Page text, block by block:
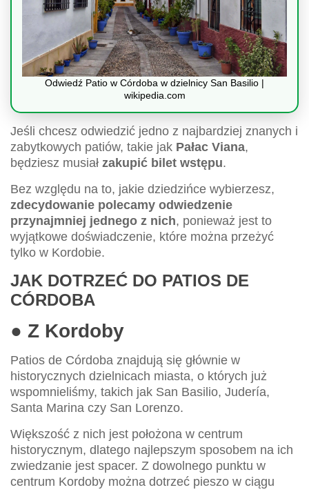
Odwiedź Patio w Córdoba w dzielnicy San Basilio |
wikipedia.com
Jeśli chcesz odwiedzić jedno z najbardziej znanych i
zabytkowych patiów, takie jak Pałac Viana,
będziesz musiał zakupić bilet wstępu.
Bez względu na to, jakie dziedzińce wybierzesz,
zdecydowanie polecamy odwiedzenie
przynajmniej jednego z nich, ponieważ jest to
wyjątkowe doświadczenie, które można przeżyć
tylko w Kordobie.
JAK DOTRZEĆ DO PATIOS DE
CÓRDOBA
● Z Kordoby
Patios de Córdoba znajdują się głównie w
historycznych dzielnicach miasta, o których już
wspomnieliśmy, takich jak San Basilio, Judería,
Santa Marina czy San Lorenzo.
Większość z nich jest położona w centrum
historycznym, dlatego najlepszym sposobem na ich
zwiedzanie jest spacer. Z dowolnego punktu w
centrum Kordoby można dotrzeć pieszo w ciągu